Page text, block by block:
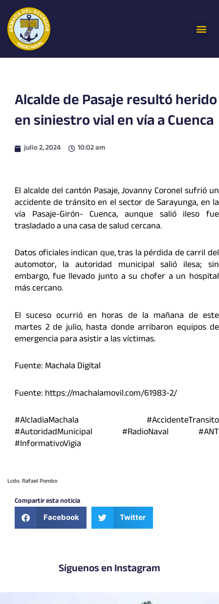
contenido
Alcalde de Pasaje resultó herido
en siniestro vial en vía a Cuenca
julio 2, 2024 10:02 am
El alcalde del cantón Pasaje, Jovanny Coronel sufrió un
accidente de tránsito en el sector de Sarayunga, en la
vía Pasaje-Girón- Cuenca, aunque salió ileso fue
trasladado a una casa de salud cercana.
Datos oficiales indican que, tras la pérdida de carril del
automotor, la autoridad municipal salió ilesa; sin
embargo, fue llevado junto a su chofer a un hospital
más cercano.
El suceso ocurrió en horas de la mañana de este
martes 2 de julio, hasta donde arribaron equipos de
emergencia para asistir a las víctimas.
Fuente: Machala Digital
Fuente: https://machalamovil.com/61983-2/
#AlcladiaMachala #AccidenteTransito
#AutoridadMunicipal #RadioNaval #ANT
#InformativoVigia
Lcdo. Rafael Pombo
Compartir esta noticia
Facebook Twitter
Síguenos en Instagram